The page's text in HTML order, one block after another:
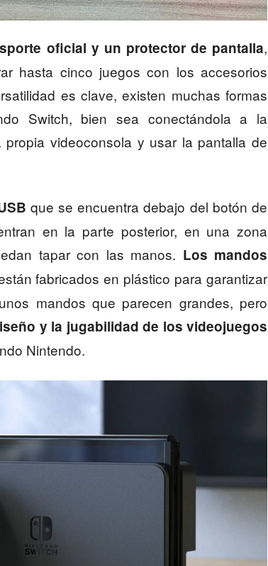
oficial y un protector de pantalla,
hasta cinco juegos con los accesorios
es clave, existen muchas formas
Switch, bien sea conectándola a la
videoconsola y usar la pantalla de
que se encuentra debajo del botón de
en la parte posterior, en una zona
tapar con las manos. Los mandos
fabricados en plástico para garantizar
mandos que parecen grandes, pero
y la jugabilidad de los videojuegos
Nintendo.